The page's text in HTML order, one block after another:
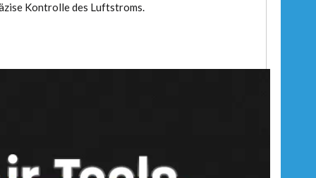
Kontrolle des Luftstroms.